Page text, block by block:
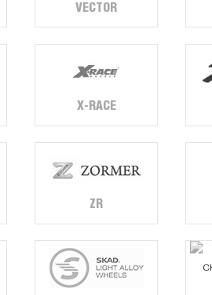
VECTOR
X-RACE
ZR